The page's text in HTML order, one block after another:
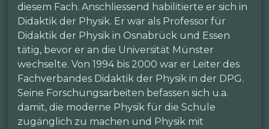
diesem Fach. Anschliessend habilitierte er sich in
Didaktik der Physik. Er war als Professor für
Didaktik der Physik in Osnabrück und Essen
tätig, bevor er an die Universität Münster
wechselte. Von 1994 bis 2000 war er Leiter des
Fachverbandes Didaktik der Physik in der DPG.
Seine Forschungsarbeiten befassen sich u.a.
damit, die moderne Physik für die Schule
zugänglich zu machen und Physik mit